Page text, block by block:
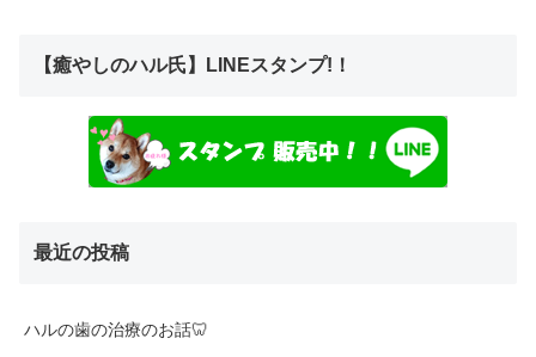
【癒やしのハル氏】LINEスタンプ!！
最近の投稿
ハルの歯の治療のお話🦷